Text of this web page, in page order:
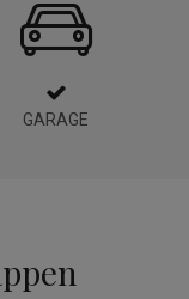
GARAGE